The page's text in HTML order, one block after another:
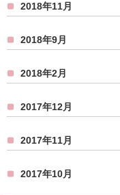
2018年11月
2018年9月
2018年2月
2017年12月
2017年11月
2017年10月